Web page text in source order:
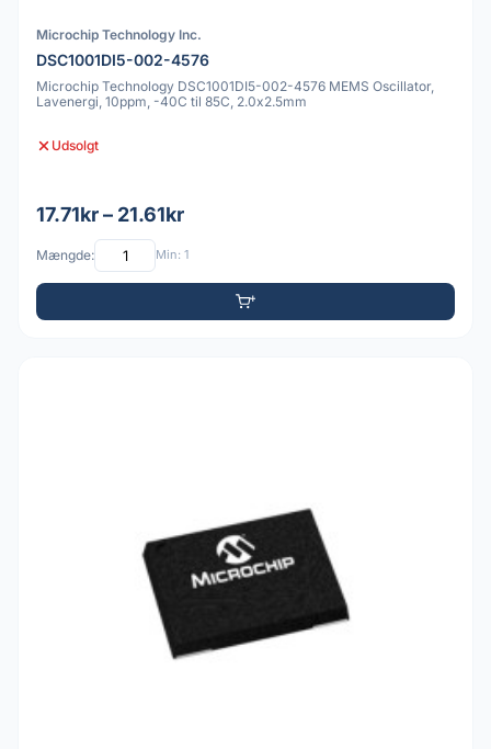
Microchip Technology Inc.
DSC1001DI5-002-4576
Microchip Technology DSC1001DI5-002-4576 MEMS Oscillator,
Lavenergi, 10ppm, -40C til 85C, 2.0x2.5mm
Udsolgt
17.71kr – 21.61kr
Mængde: Min: 1